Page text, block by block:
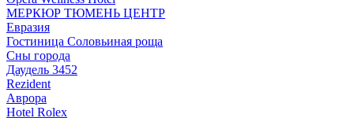
МЕРКЮР ТЮМЕНЬ ЦЕНТР
Евразия
Гостиница Соловьиная роща
Сны города
Даудель 3452
Rezident
Аврора
Hotel Rolex